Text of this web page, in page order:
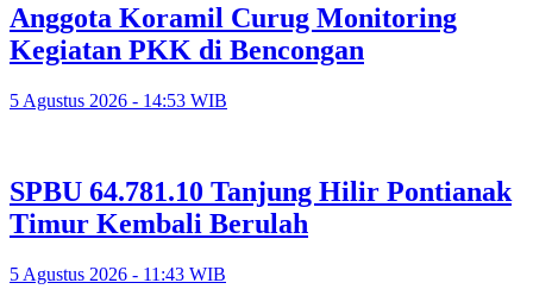
Anggota Koramil Curug Monitoring
Kegiatan PKK di Bencongan
5 Agustus 2026 - 14:53 WIB
SPBU 64.781.10 Tanjung Hilir Pontianak
Timur Kembali Berulah
5 Agustus 2026 - 11:43 WIB